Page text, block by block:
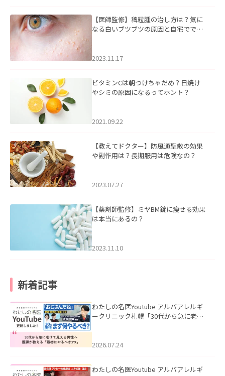
【医師監修】稗粒腫の治し方は？気に
なる白いブツブツの原因と自宅ででき
2023.11.17
ビタミンCは朝つけちゃだめ？日焼け
やシミの原因になるってホント？
2021.09.22
【教えてドクター】防風通聖散の効果
や副作用は？長期服用は危険なの？
2023.07.27
【薬剤師監修】ミヤBM錠に痩せる効果
は本当にあるの？
2023.11.10
新着記事
わたしの名医Youtube アルバアレルギ
ークリニック札幌「30代から急に老け
た。
2026.07.24
わたしの名医Youtube アルバアレルギ